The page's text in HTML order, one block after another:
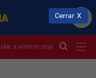
SÁB. 8 AGOSTO 2026
Cerrar